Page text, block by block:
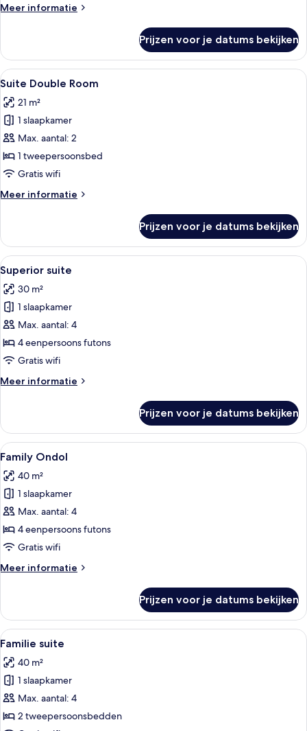
Meer informatie
Meer
Suite
Prijzen voor je datums bekijken
Alle
foto's
voor
Suite
Double
Room
laden
Een slaapkamer met een houten
4
Suite Double Room
21 m²
1 slaapkamer
Max. aantal: 2
1 tweepersoonsbed
Gratis wifi
Meer informatie
Meer
Double
Room
Prijzen voor je datums bekijken
Alle
foto's
voor
Superior
suite
laden
Een traditionele Japanse kamer
4
Superior suite
30 m²
1 slaapkamer
Max. aantal: 4
4 eenpersoons futons
Gratis wifi
Meer informatie
Meer
suite
Prijzen voor je datums bekijken
Alle
foto's
voor
Family
Ondol
laden
Een traditionele Japanse kamer
3
Family Ondol
40 m²
1 slaapkamer
Max. aantal: 4
4 eenpersoons futons
Gratis wifi
Meer informatie
Meer
Ondol
Prijzen voor je datums bekijken
Alle
foto's
voor
Familie
suite
laden
Een kamer met twee bedden,
3
Familie suite
40 m²
1 slaapkamer
Max. aantal: 4
2 tweepersoonsbedden